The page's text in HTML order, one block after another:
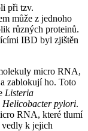
při tzv.
může z jednoho
různých proteinů.
IBD byl zjištěn
micro RNA,
zablokují ho. Toto
Listeria
Helicobacter pylori.
RNA, které tlumí
vedly k jejich